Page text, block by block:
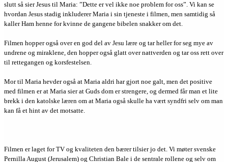
slutt så sier Jesus til Maria: ”Dette er vel ikke noe problem for oss”. Vi kan se
hvordan Jesus stadig inkluderer Maria i sin tjeneste i filmen, men samtidig så
kaller Ham henne for kvinne de gangene bibelen snakker om det.
Filmen hopper også over en god del av Jesu lære og tar heller for seg mye av
undrene og miraklene, den hopper også glatt over nattverden og tar oss rett over
til rettegangen og korsfestelsen.
Mor til Maria hevder også at Maria aldri har gjort noe galt, men det positive
med filmen er at Maria sier at Guds dom er strengere, og dermed får man et lite
brekk i den katolske læren om at Maria også skulle ha vært syndfri selv om man
kan få et hint av det motsatte.
Filmen er laget for TV og kvaliteten den bærer tilsier jo det. Vi møter svenske
Pernilla August (Jerusalem) og Christian Bale i de sentrale rollene og selv om